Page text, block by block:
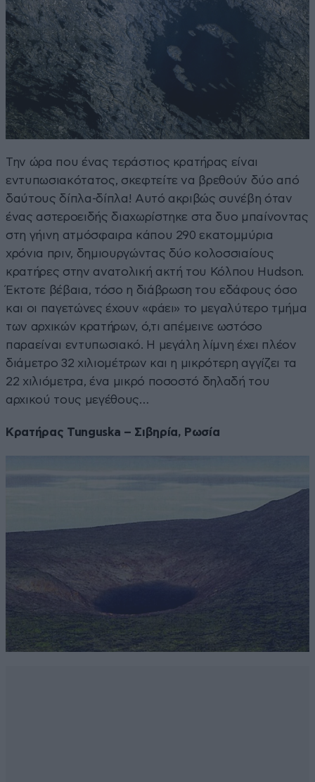
Την ώρα που ένας τεράστιος κρατήρας είναι
εντυπωσιακότατος, σκεφτείτε να βρεθούν δύο από
δαύτους δίπλα-δίπλα! Αυτό ακριβώς συνέβη όταν
ένας αστεροειδής διαχωρίστηκε στα δυο μπαίνοντας
στη γήινη ατμόσφαιρα κάπου 290 εκατομμύρια
χρόνια πριν, δημιουργώντας δύο κολοσσιαίους
κρατήρες στην ανατολική ακτή του Κόλπου Hudson.
Έκτοτε βέβαια, τόσο η διάβρωση του εδάφους όσο
και οι παγετώνες έχουν «φάει» το μεγαλύτερο τμήμα
των αρχικών κρατήρων, ό,τι απέμεινε ωστόσο
παραείναι εντυπωσιακό. Η μεγάλη λίμνη έχει πλέον
διάμετρο 32 χιλιομέτρων και η μικρότερη αγγίζει τα
22 χιλιόμετρα, ένα μικρό ποσοστό δηλαδή του
αρχικού τους μεγέθους…
Κρατήρας Tunguska – Σιβηρία, Ρωσία